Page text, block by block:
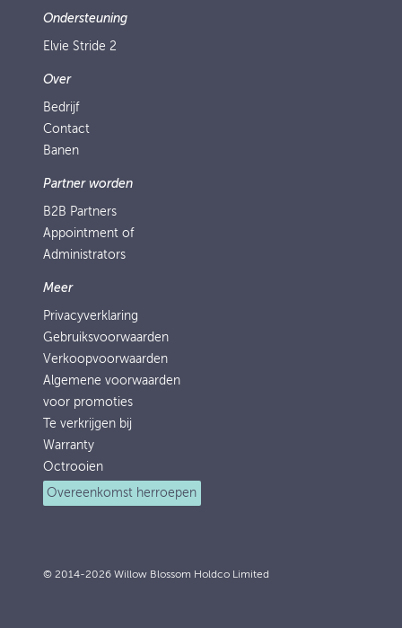
Ondersteuning
Elvie Stride 2
Over
Bedrijf
Contact
Banen
Partner worden
B2B Partners
Appointment of
Administrators
Meer
Privacyverklaring
Gebruiksvoorwaarden
Verkoopvoorwaarden
Algemene voorwaarden
voor promoties
Te verkrijgen bij
Warranty
Octrooien
Overeenkomst herroepen
© 2014-2026 Willow Blossom Holdco Limited